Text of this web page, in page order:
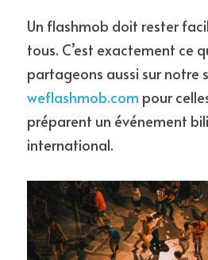
Un flashmob doit rester
tous. C’est exactement ce
weflashmob.com pour
préparent un événement
international.